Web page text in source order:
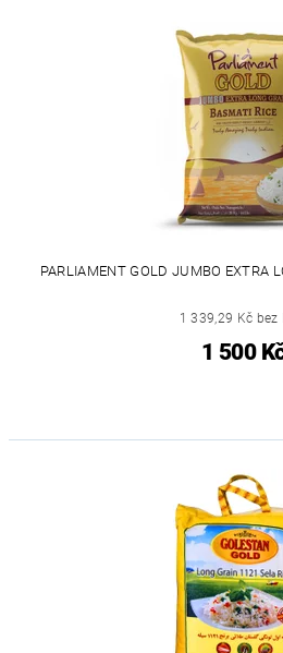
PARLIAMENT GOLD JUMBO EXTRA
1 339,29 Kč bez
1 500